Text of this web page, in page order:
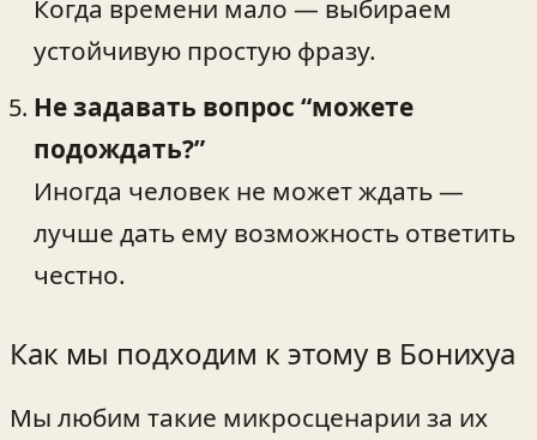
Когда времени мало — выбираем
устойчивую простую фразу.
Не задавать вопрос “можете
подождать?”
Иногда человек не может ждать —
лучше дать ему возможность ответить
честно.
Как мы подходим к этому в Бонихуа
Мы любим такие микросценарии за их